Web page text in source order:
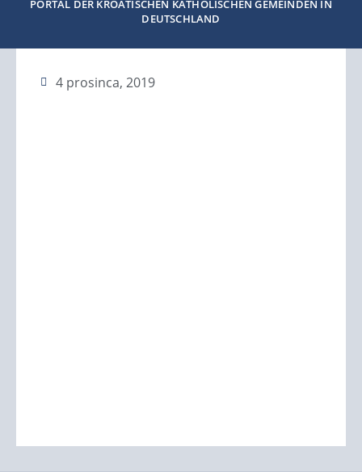
PORTAL DER KROATISCHEN KATHOLISCHEN GEMEINDEN IN
DEUTSCHLAND
4 prosinca, 2019